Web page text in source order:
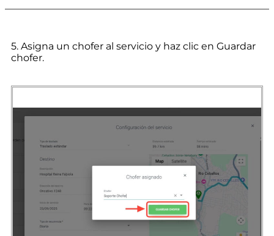
5. Asigna un chofer al servicio y haz clic en Guardar
chofer.